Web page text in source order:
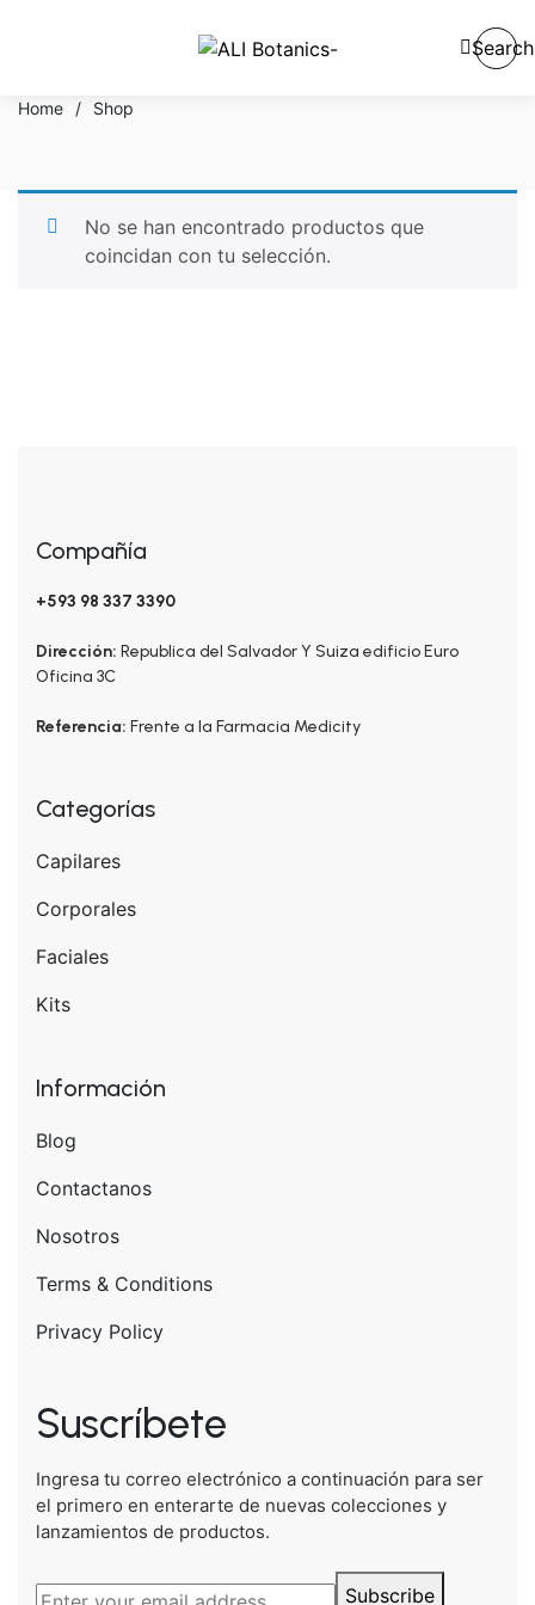
Search
Home / Shop
No se han encontrado productos que
coincidan con tu selección.
Compañía
+593 98 337 3390
Dirección: Republica del Salvador Y Suiza edificio Euro
Oficina 3C
Referencia: Frente a la Farmacia Medicity
Categorías
Capilares
Corporales
Faciales
Kits
Información
Blog
Contactanos
Nosotros
Terms & Conditions
Privacy Policy
Suscríbete
Ingresa tu correo electrónico a continuación para ser
el primero en enterarte de nuevas colecciones y
lanzamientos de productos.
Subscribe